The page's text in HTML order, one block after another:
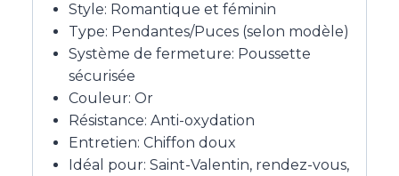
Style: Romantique et féminin
Type: Pendantes/Puces (selon modèle)
Système de fermeture: Poussette
sécurisée
Couleur: Or
Résistance: Anti-oxydation
Entretien: Chiffon doux
Idéal pour: Saint-Valentin, rendez-vous,